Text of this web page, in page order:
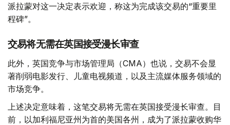
派拉蒙对这一决定表示欢迎，称这为完成该交易的“重要里
程碑”。
交易将无需在英国接受漫长审查
此外，英国竞争与市场管理局（CMA）也说，交易不会显
著削弱电影发行、儿童电视频道，以及主流媒体服务领域的
市场竞争。
上述决定意味着，这笔交易将无需在英国接受漫长审查。目
前，以加利福尼亚州为首的美国各州，成为了派拉蒙收购华